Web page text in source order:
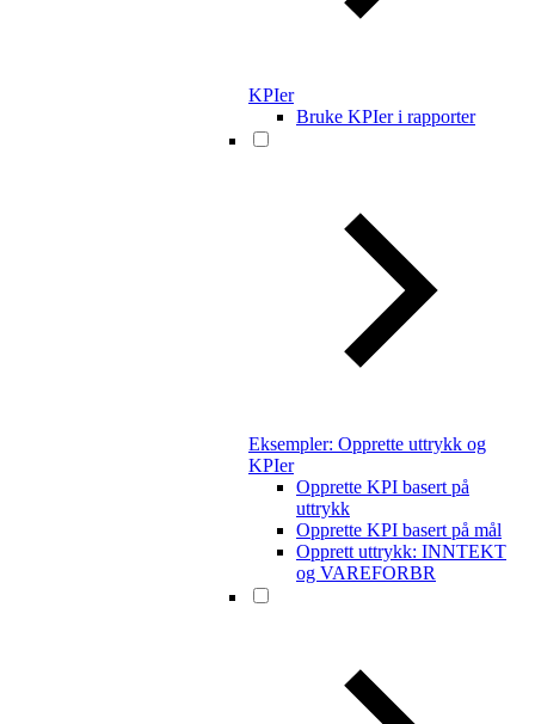
KPIer
Bruke KPIer i rapporter
Eksempler: Opprette uttrykk og
KPIer
Opprette KPI basert på
uttrykk
Opprette KPI basert på mål
Opprett uttrykk: INNTEKT
og VAREFORBR